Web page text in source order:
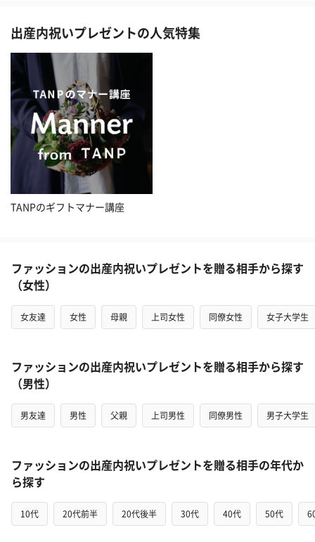
出産内祝いプレゼントの人気特集
TANPのギフトマナー講座
ファッションの出産内祝いプレゼントを贈る相手から探す
（女性）
女友達 女性 母親 上司女性 同僚女性 女子大学生
ファッションの出産内祝いプレゼントを贈る相手から探す
（男性）
男友達 男性 父親 上司男性 同僚男性 男子大学生
ファッションの出産内祝いプレゼントを贈る相手の年代か
ら探す
10代 20代前半 20代後半 30代 40代 50代